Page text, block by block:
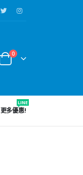
0
更多優惠!
LINE